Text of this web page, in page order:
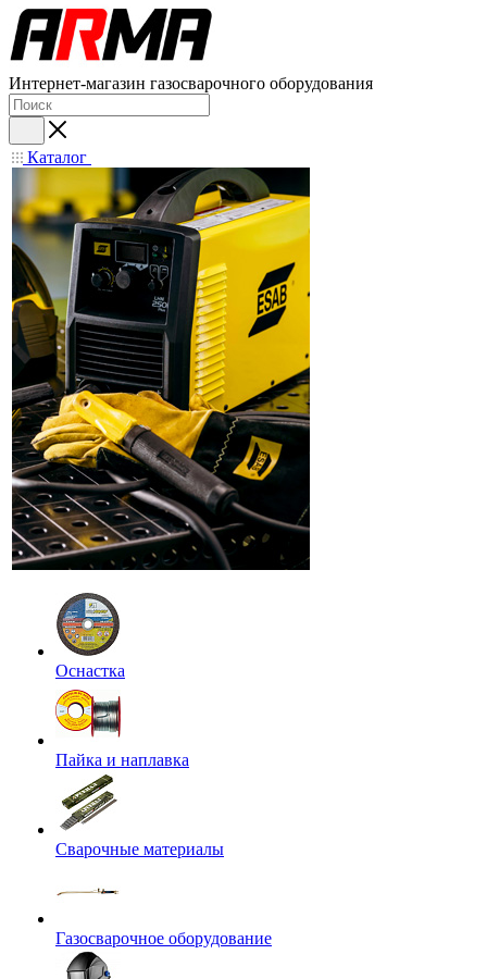
Интернет-магазин газосварочного оборудования
Каталог
Оснастка
Пайка и наплавка
Сварочные материалы
Газосварочное оборудование